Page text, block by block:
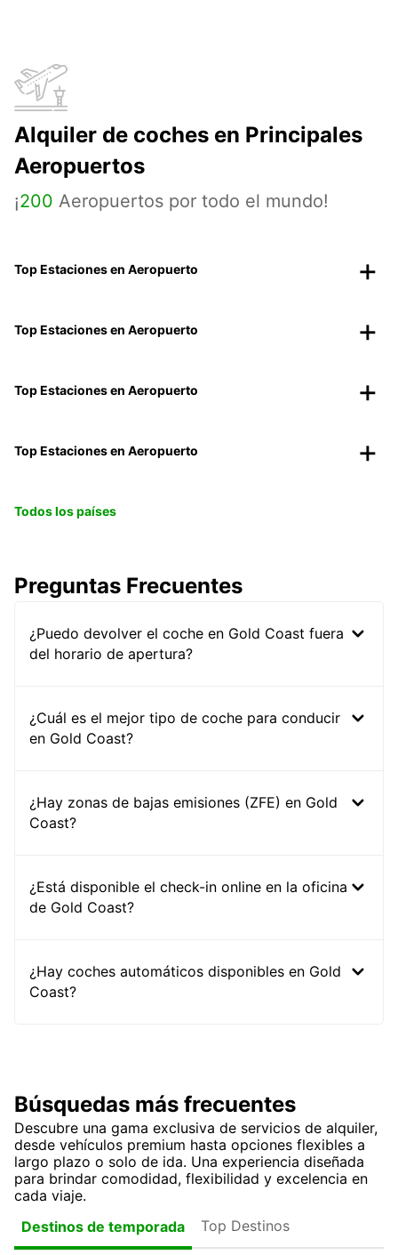
Alquiler de coches en Principales
Aeropuertos
¡200 Aeropuertos por todo el mundo!
Top Estaciones en Aeropuerto
Top Estaciones en Aeropuerto
Top Estaciones en Aeropuerto
Top Estaciones en Aeropuerto
Todos los países
Preguntas Frecuentes
¿Puedo devolver el coche en Gold Coast fuera
del horario de apertura?
¿Cuál es el mejor tipo de coche para conducir
en Gold Coast?
¿Hay zonas de bajas emisiones (ZFE) en Gold
Coast?
¿Está disponible el check-in online en la oficina
de Gold Coast?
¿Hay coches automáticos disponibles en Gold
Coast?
Búsquedas más frecuentes
Descubre una gama exclusiva de servicios de alquiler,
desde vehículos premium hasta opciones flexibles a
largo plazo o solo de ida. Una experiencia diseñada
para brindar comodidad, flexibilidad y excelencia en
cada viaje.
Destinos de temporada
Top Destinos